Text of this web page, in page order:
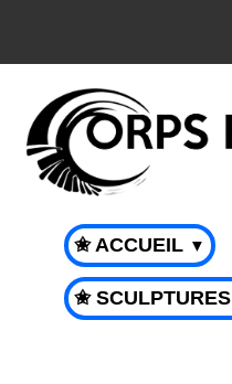
✬ ACCUEIL ▼
✬ SCULPTURES